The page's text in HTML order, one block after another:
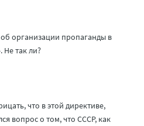
организации пропаганды в
Не так ли?
что в этой директиве,
вопрос о том, что СССР, как